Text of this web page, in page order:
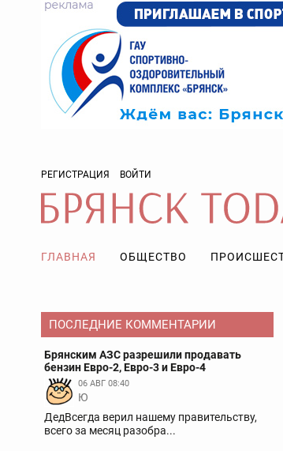
РЕГИСТРАЦИЯ ВОЙТИ
ГЛАВНАЯ ОБЩЕСТВО
ПОСЛЕДНИЕ КОММЕНТАРИИ
Брянским АЗС разрешили продавать
бензин Евро-2, Евро-3 и Евро-4
06 АВГ 08:40
Ю
ДедВсегда верил нашему правительству,
всего за месяц разобра...